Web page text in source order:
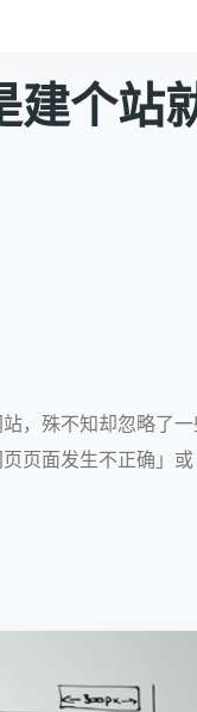
建个站
殊不知却忽略了一
页面发生不正确」